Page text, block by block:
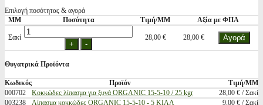
Επιλογή ποσότητας & αγορά
ΜΜ
Ποσότητα Τιμή/ΜΜ Αξία με ΦΠΑ
Σακί 28,00 € 28,00 €
Θυγατρικά Προϊόντα
Κωδικός Προϊόν
Τιμή/ΜΜ
000702
Κοκκώδες λίπασμα για ξυνά ORGANIC 15-5-10 / 25 kgr
28,00 € / Σακί
003238
Λίπασμα κοκκώδες ORGANIC 15-5-10 - 5 ΚΙΛΑ 9,00 € / Σακί